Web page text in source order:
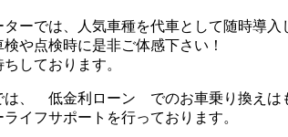
ーでは、人気車種を代車として随時導入
や点検時に是非ご体感下さい！
しております。
は、 低金利ローン でのお車乗り換えは
イフサポートを行っております。